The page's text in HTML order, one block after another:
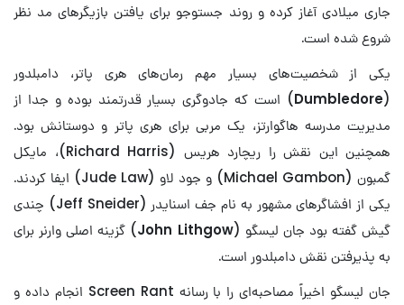
جاری میلادی آغاز کرده و روند جستوجو برای یافتن بازیگرهای مد نظر
شروع شده است.
یکی از شخصیت‌های بسیار مهم رمان‌های هری پاتر، دامبلدور
(
Dumbledore) است که جادوگری بسیار قدرتمند بوده و جدا از
مدیریت مدرسه هاگوارتز، یک مربی برای هری پاتر و دوستانش بود.
همچنین این نقش را ریچارد هریس (Richard Harris)، مایکل
گمبون (Michael Gambon) و جود لاو (Jude Law) ایفا کردند.
یکی از افشاگرهای مشهور به نام جف اسنایدر (Jeff Sneider) چندی
گیش گفته بود جان لیسگو (John Lithgow) گزینه اصلی وارنر برای
به پذیرفتن نقش دامبلدور است.
جان لیسگو اخیراً مصاحبه‌ای را با رسانه Screen Rant انجام داده و